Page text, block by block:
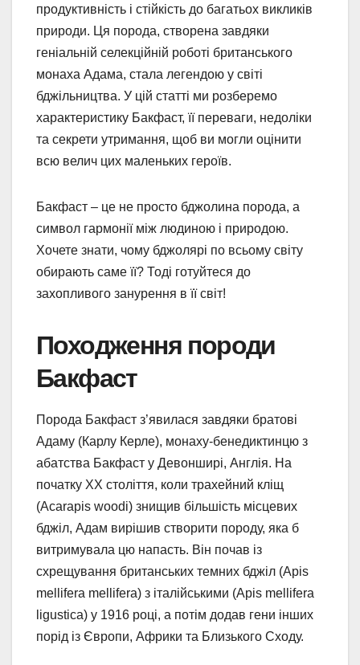
продуктивність і стійкість до багатьох викликів
природи. Ця порода, створена завдяки
геніальній селекційній роботі британського
монаха Адама, стала легендою у світі
бджільництва. У цій статті ми розберемо
характеристику Бакфаст, її переваги, недоліки
та секрети утримання, щоб ви могли оцінити
всю велич цих маленьких героїв.
Бакфаст – це не просто бджолина порода, а
символ гармонії між людиною і природою.
Хочете знати, чому бджолярі по всьому світу
обирають саме її? Тоді готуйтеся до
захопливого занурення в її світ!
Походження породи
Бакфаст
Порода Бакфаст з’явилася завдяки братові
Адаму (Карлу Керле), монаху-бенедиктинцю з
абатства Бакфаст у Девонширі, Англія. На
початку XX століття, коли трахейний кліщ
(Acarapis woodi) знищив більшість місцевих
бджіл, Адам вирішив створити породу, яка б
витримувала цю напасть. Він почав із
схрещування британських темних бджіл (Apis
mellifera mellifera) з італійськими (Apis mellifera
ligustica) у 1916 році, а потім додав гени інших
порід із Європи, Африки та Близького Сходу.